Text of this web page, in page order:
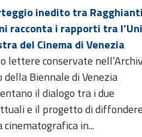
inedito tra
racconta i rapporti tra
del Cinema di Venezia
lettere conservate
della Biennale di Venezia
il dialogo tra i due
e il progetto di
cinematografica in...